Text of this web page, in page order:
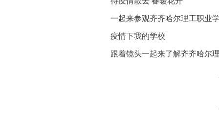
一起来参观齐齐哈尔理工职业
疫情下我的学校
跟着镜头一起来了解齐齐哈尔